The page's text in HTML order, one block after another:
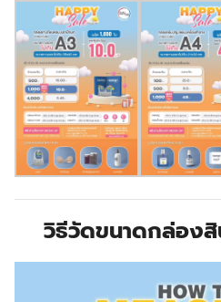
วิธีวัดขนาดกล่อง